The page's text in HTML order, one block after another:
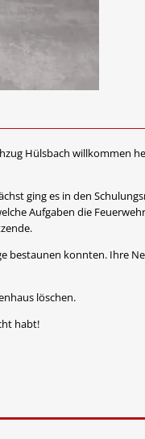
Hülsbach willkommen
ging es in den
Aufgaben die
bestaunen konnten. Ihre
löschen.
habt!